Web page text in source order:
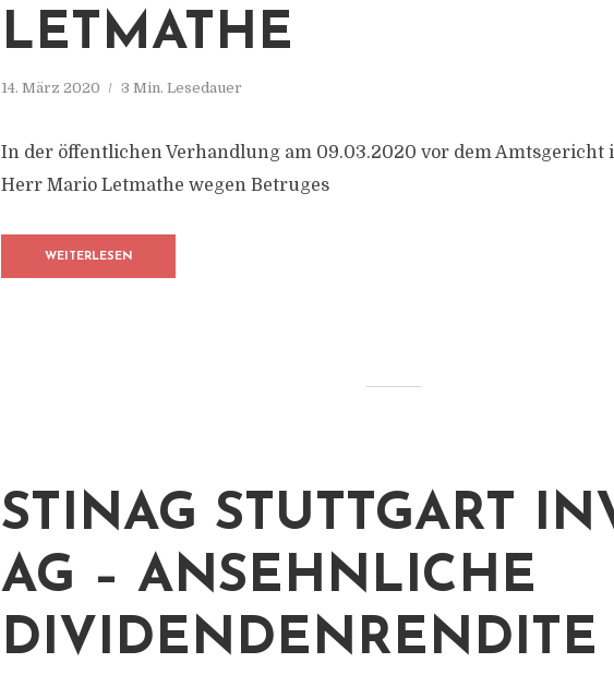
LETMATHE
14. März 2020 3 Min. Lesedauer
In der öffentlichen Verhandlung am 09.03.2020 vor dem Amtsgericht
Herr Mario Letmathe wegen Betruges
WEITERLESEN
STINAG STUTTGART
AG – ANSEHNLICHE
DIVIDENDENRENDITE